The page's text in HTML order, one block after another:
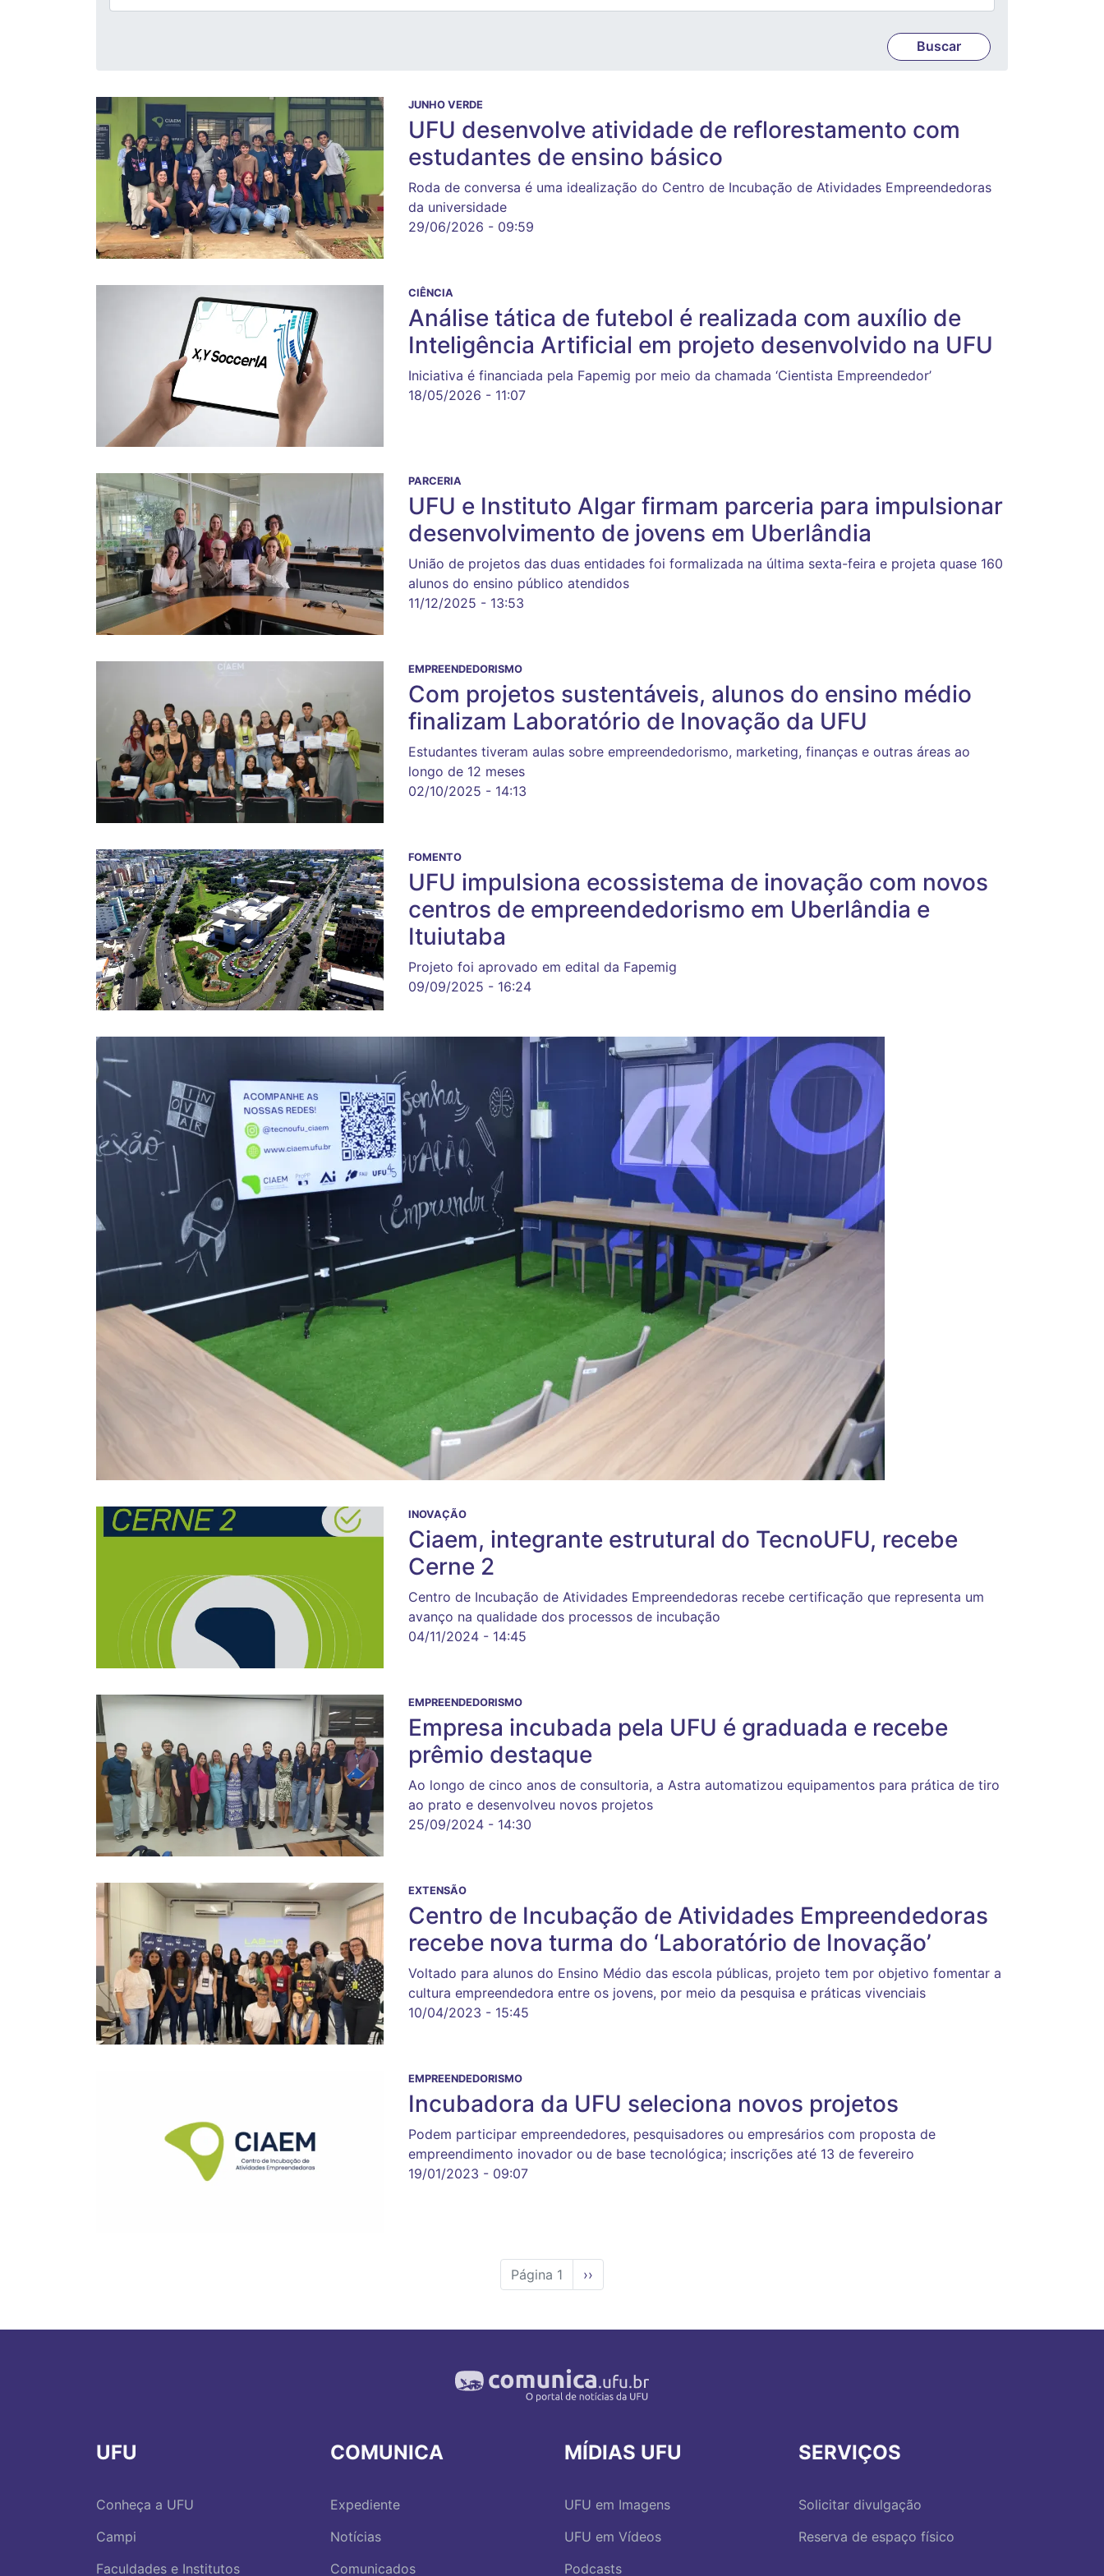
JUNHO VERDE
UFU desenvolve atividade de reflorestamento com
estudantes de ensino básico
Roda de conversa é uma idealização do Centro de Incubação de Atividades Empreendedoras
da universidade
29/06/2026 - 09:59
CIÊNCIA
Análise tática de futebol é realizada com auxílio de
Inteligência Artificial em projeto desenvolvido na UFU
Iniciativa é financiada pela Fapemig por meio da chamada ‘Cientista Empreendedor’
18/05/2026 - 11:07
PARCERIA
UFU e Instituto Algar firmam parceria para impulsionar
desenvolvimento de jovens em Uberlândia
União de projetos das duas entidades foi formalizada na última sexta-feira e projeta quase 160
alunos do ensino público atendidos
11/12/2025 - 13:53
EMPREENDEDORISMO
Com projetos sustentáveis, alunos do ensino médio
finalizam Laboratório de Inovação da UFU
Estudantes tiveram aulas sobre empreendedorismo, marketing, finanças e outras áreas ao
longo de 12 meses
02/10/2025 - 14:13
FOMENTO
UFU impulsiona ecossistema de inovação com novos
centros de empreendedorismo em Uberlândia e
Ituiutaba
Projeto foi aprovado em edital da Fapemig
09/09/2025 - 16:24
INOVAÇÃO
Ciaem, integrante estrutural do TecnoUFU, recebe
Cerne 2
Centro de Incubação de Atividades Empreendedoras recebe certificação que representa um
avanço na qualidade dos processos de incubação
04/11/2024 - 14:45
EMPREENDEDORISMO
Empresa incubada pela UFU é graduada e recebe
prêmio destaque
Ao longo de cinco anos de consultoria, a Astra automatizou equipamentos para prática de tiro
ao prato e desenvolveu novos projetos
25/09/2024 - 14:30
EXTENSÃO
Centro de Incubação de Atividades Empreendedoras
recebe nova turma do ‘Laboratório de Inovação’
Voltado para alunos do Ensino Médio das escola públicas, projeto tem por objetivo fomentar a
cultura empreendedora entre os jovens, por meio da pesquisa e práticas vivenciais
10/04/2023 - 15:45
EMPREENDEDORISMO
Incubadora da UFU seleciona novos projetos
Podem participar empreendedores, pesquisadores ou empresários com proposta de
empreendimento inovador ou de base tecnológica; inscrições até 13 de fevereiro
19/01/2023 - 09:07
Página 1
Próxima
página
››
UFU
Conheça a UFU
Campi
Faculdades e Institutos
COMUNICA
Expediente
Notícias
Comunicados
MÍDIAS UFU
UFU em Imagens
UFU em Vídeos
Podcasts
SERVIÇOS
Solicitar divulgação
Reserva de espaço físico